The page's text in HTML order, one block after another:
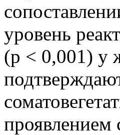
уровень
(р < 0,001) у
проявлением